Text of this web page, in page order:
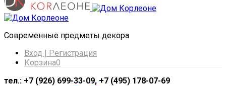
Cовременные предметы декора
Вход | Регистрация
Корзина0
тел.: +7 (926) 699-33-09, +7 (495) 178-07-69